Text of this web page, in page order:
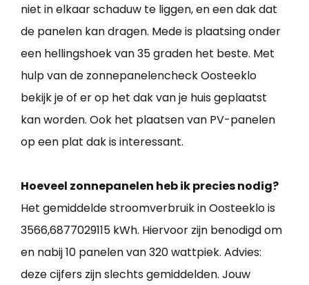
niet in elkaar schaduw te liggen, en een dak dat
de panelen kan dragen. Mede is plaatsing onder
een hellingshoek van 35 graden het beste. Met
hulp van de zonnepanelencheck Oosteeklo
bekijk je of er op het dak van je huis geplaatst
kan worden. Ook het plaatsen van PV-panelen
op een plat dak is interessant.
Hoeveel zonnepanelen heb ik precies nodig?
Het gemiddelde stroomverbruik in Oosteeklo is
3566,6877029115 kWh. Hiervoor zijn benodigd om
en nabij 10 panelen van 320 wattpiek. Advies:
deze cijfers zijn slechts gemiddelden. Jouw